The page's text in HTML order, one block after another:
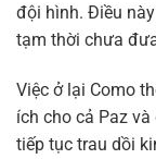
đội hình. Điều
tạm thời chưa
Việc ở lại Como
ích cho cả Paz
tiếp tục trau dồi